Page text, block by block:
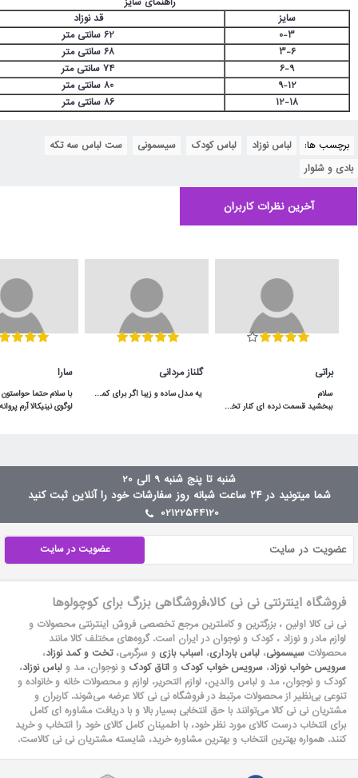
سایز
قد نوزاد
0-3
62 سانتی متر
3-6
68 سانتی متر
6-9
74 سانتی متر
9-12
80 سانتی متر
12-18
86 سانتی متر
برچسب ها: لباس نوزاد لباس کودک سیسمونی ست لباس سه تکه
بادی و شلوار
آخرین نظرات کاربران
براتی
ببخشید قسمت نرده ای کنار تخت توسط لولا بالا پایین میشه یا ثابته؟سلام بالا پایین میشه
گلناز مردانی
یه مدل ساده و زیبا اگر برای کمد سه دربش جا داشته باشید خیلی هم کاربردی میشه
سارا
شنبه تا پنج شنبه 9 الی 20
شما میتونید در ۲۴ ساعت شبانه روز سفارشات خود را آنلاین ثبت کنید
02122544120
عضویت در سایت
فروشگاه اینترنتی نی نی کالا،فروشگاهی بزرگ برای کوچولوها
نی نی کالا اولین ، بزرگترین و کاملترین مرجع تخصصی فروش اینترنتی محصولات و
لوازم مادر و نوزاد ، کودک و نوجوان در ایران است. گروه‏‏‌های مختلف کالا مانند
محصولات سیسمونی، لباس بارداری، اسباب بازی و سرگرمی،تخت و کمد نوزاد،
سرویس خواب نوزاد، سرویس خواب کودک و اتاق کودک و نوجوان، مد و لباس نوزاد،
کودک و نوجوان، مد و لباس والدین، لوازم التحریر، لوازم و محصولات خانه و خانواده و
تنوعی بی‌نظیر از محصولات مرتبط در فروشگاه نی نی کالا عرضه می‏‏‏‌شوند. کاربران و
مشتریان نی نی‌ کالا می‏‏‌توانند با حق انتخابی بسیار بالا و با دریافت مشاوره ای کامل
برای انتخاب درست کالای مورد نظر خود، با اطمینان کامل کالای خود را انتخاب و خرید
کنند. همواره بهترین انتخاب و بهترین مشاوره خرید، شایسته مشتریان نی نی کالاست.